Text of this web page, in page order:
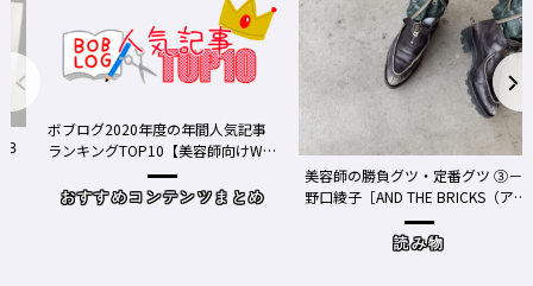
ボブログ2020年度の年間人気記事
ランキングTOP10【美容師向けWe
おすすめコンテンツまとめ
美容師の勝負グツ・定番グツ ③－
野口綾子［AND THE BRICKS（アン
ドザブリックス）／神奈川県鎌倉
読み物